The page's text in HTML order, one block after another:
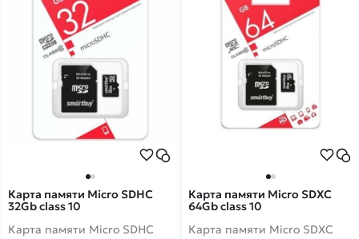
Карта памяти Micro SDHC
32Gb class 10
Карта памяти Micro SDHC
Карта памяти Micro SDXC
64Gb class 10
Карта памяти Micro SDXC